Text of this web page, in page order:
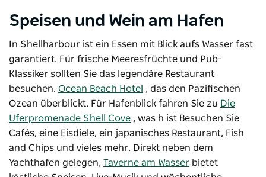
Speisen und Wein am Hafen
In Shellharbour ist ein Essen mit Blick aufs Wasser fast
garantiert. Für frische Meeresfrüchte und Pub-
Klassiker sollten Sie das legendäre Restaurant
besuchen. Ocean Beach Hotel , das den Pazifischen
Ozean überblickt. Für Hafenblick fahren Sie zu Die
Uferpromenade Shell Cove , was h ist Besuchen Sie
Cafés, eine Eisdiele, ein japanisches Restaurant, Fish
and Chips und vieles mehr. Direkt neben dem
Yachthafen gelegen, Taverne am Wasser bietet